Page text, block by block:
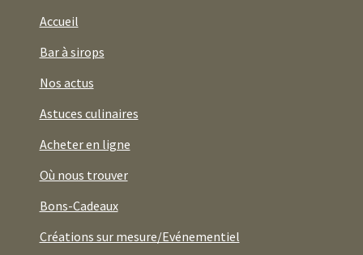
Accueil
Bar à sirops
Nos actus
Astuces culinaires
Acheter en ligne
Où nous trouver
Bons-Cadeaux
Créations sur mesure/Evénementiel